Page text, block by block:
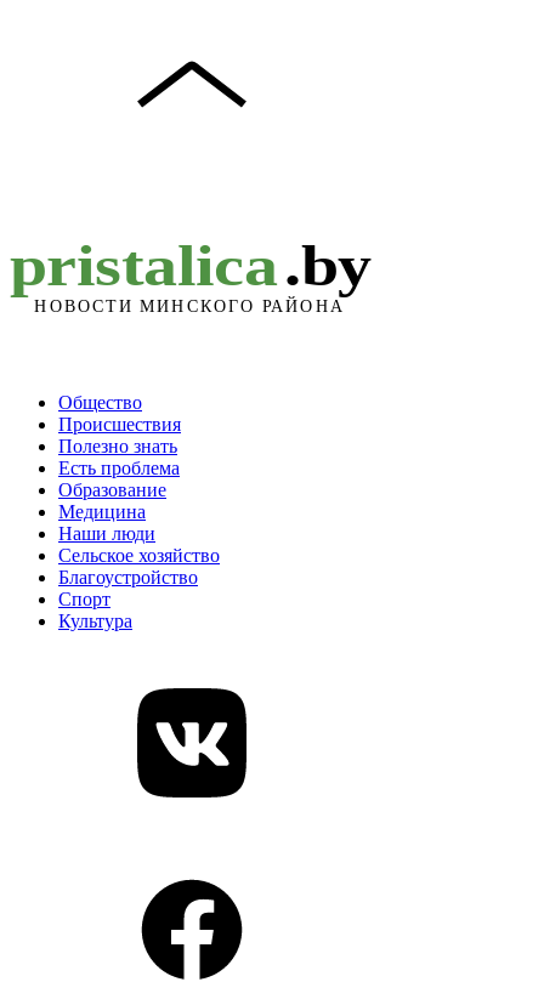
Общество
Происшествия
Полезно знать
Есть проблема
Образование
Медицина
Наши люди
Сельское хозяйство
Благоустройство
Спорт
Культура